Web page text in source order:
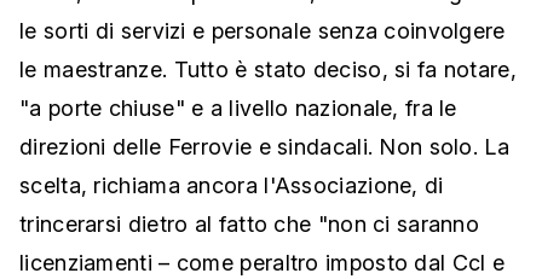
le sorti di servizi e personale senza coinvolgere
le maestranze. Tutto è stato deciso, si fa notare,
"a porte chiuse" e a livello nazionale, fra le
direzioni delle Ferrovie e sindacali. Non solo. La
scelta, richiama ancora l'Associazione, di
trincerarsi dietro al fatto che "non ci saranno
licenziamenti – come peraltro imposto dal Ccl e